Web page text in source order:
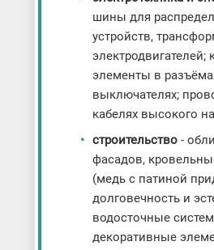
шины для
устройств,
электродвигателей;
элементы в
выключателях;
кабелях высокого
строительство-
фасадов,
(медь с патиной
долговечность и
водосточные
декоративные